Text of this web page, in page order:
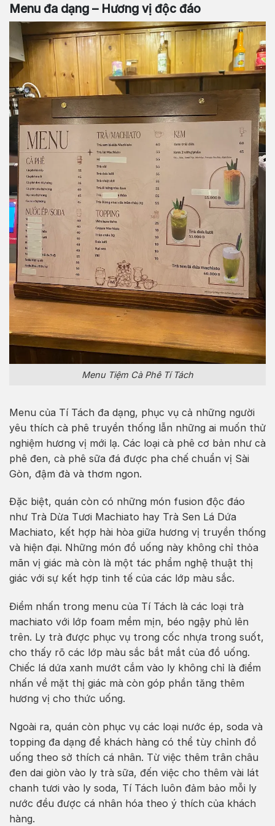
Menu đa dạng – Hương vị độc đáo
Menu Tiệm Cà Phê Tí Tách
Menu của Tí Tách đa dạng, phục vụ cả những người
yêu thích cà phê truyền thống lẫn những ai muốn thử
nghiệm hương vị mới lạ. Các loại cà phê cơ bản như cà
phê đen, cà phê sữa đá được pha chế chuẩn vị Sài
Gòn, đậm đà và thơm ngon.
Đặc biệt, quán còn có những món fusion độc đáo
như Trà Dừa Tươi Machiato hay Trà Sen Lá Dứa
Machiato, kết hợp hài hòa giữa hương vị truyền thống
và hiện đại. Những món đồ uống này không chỉ thỏa
mãn vị giác mà còn là một tác phẩm nghệ thuật thị
giác với sự kết hợp tinh tế của các lớp màu sắc.
Điểm nhấn trong menu của Tí Tách là các loại trà
machiato với lớp foam mềm mịn, béo ngậy phủ lên
trên. Ly trà được phục vụ trong cốc nhựa trong suốt,
cho thấy rõ các lớp màu sắc bắt mắt của đồ uống.
Chiếc lá dứa xanh mướt cắm vào ly không chỉ là điểm
nhấn về mặt thị giác mà còn góp phần tăng thêm
hương vị cho thức uống.
Ngoài ra, quán còn phục vụ các loại nước ép, soda và
topping đa dạng để khách hàng có thể tùy chỉnh đồ
uống theo sở thích cá nhân. Từ việc thêm trân châu
đen dai giòn vào ly trà sữa, đến việc cho thêm vài lát
chanh tươi vào ly soda, Tí Tách luôn đảm bảo mỗi ly
nước đều được cá nhân hóa theo ý thích của khách
hàng.